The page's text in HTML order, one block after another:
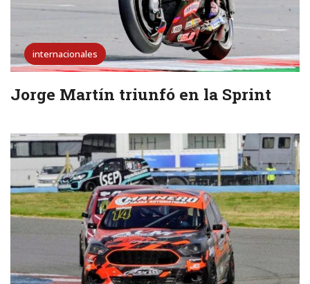
internacionales
Jorge Martín triunfó en la Sprint